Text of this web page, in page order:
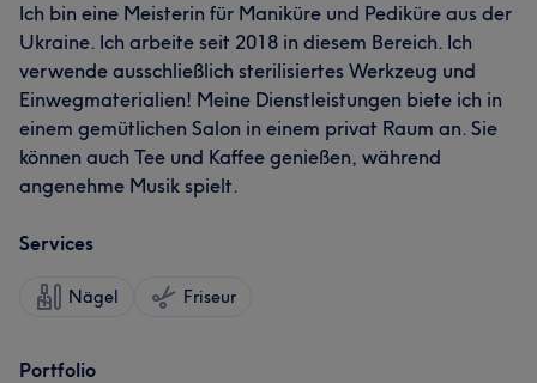
Ich bin eine Meisterin für Maniküre und Pediküre aus der
Ukraine. Ich arbeite seit 2018 in diesem Bereich. Ich
verwende ausschließlich sterilisiertes Werkzeug und
Einwegmaterialien! Meine Dienstleistungen biete ich in
einem gemütlichen Salon in einem privat Raum an. Sie
können auch Tee und Kaffee genießen, während
angenehme Musik spielt.
Services
Nägel Friseur
Portfolio